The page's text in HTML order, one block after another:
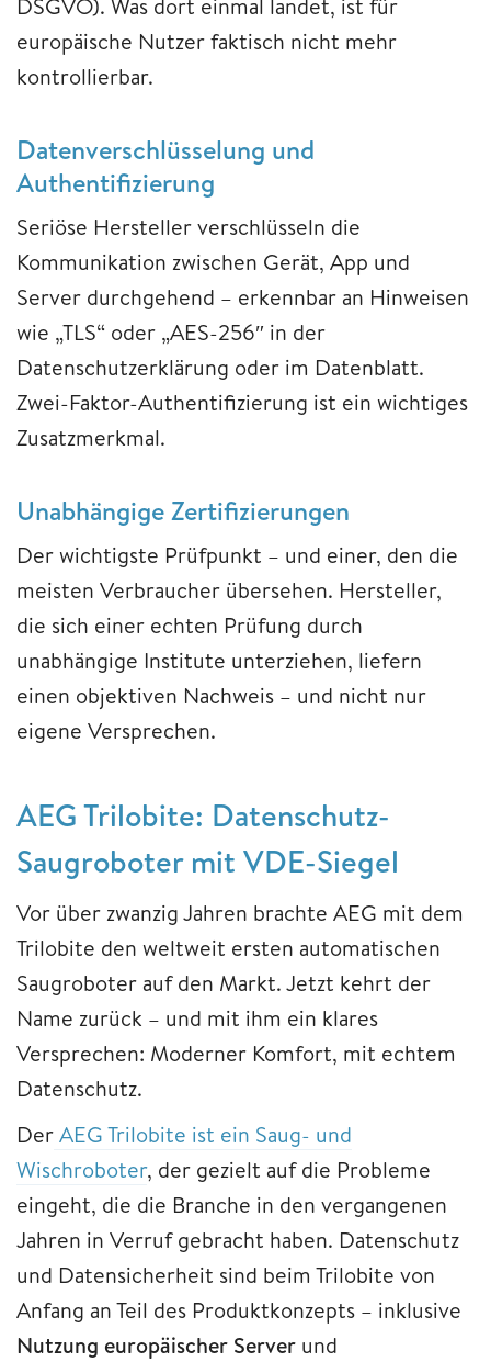
DSGVO). Was dort einmal landet, ist für
europäische Nutzer faktisch nicht mehr
kontrollierbar.
Datenverschlüsselung und
Authentifizierung
Seriöse Hersteller verschlüsseln die
Kommunikation zwischen Gerät, App und
Server durchgehend – erkennbar an Hinweisen
wie „TLS“ oder „AES-256″ in der
Datenschutzerklärung oder im Datenblatt.
Zwei-Faktor-Authentifizierung ist ein wichtiges
Zusatzmerkmal.
Unabhängige Zertifizierungen
Der wichtigste Prüfpunkt – und einer, den die
meisten Verbraucher übersehen. Hersteller,
die sich einer echten Prüfung durch
unabhängige Institute unterziehen, liefern
einen objektiven Nachweis – und nicht nur
eigene Versprechen.
AEG Trilobite: Datenschutz-
Saugroboter mit VDE-Siegel
Vor über zwanzig Jahren brachte AEG mit dem
Trilobite den weltweit ersten automatischen
Saugroboter auf den Markt. Jetzt kehrt der
Name zurück – und mit ihm ein klares
Versprechen: Moderner Komfort, mit echtem
Datenschutz.
DerAEG Trilobite ist ein Saug- und
Wischroboter, der gezielt auf die Probleme
eingeht, die die Branche in den vergangenen
Jahren in Verruf gebracht haben. Datenschutz
und Datensicherheit sind beim Trilobite von
Anfang an Teil des Produktkonzepts – inklusive
Nutzung europäischer Server und